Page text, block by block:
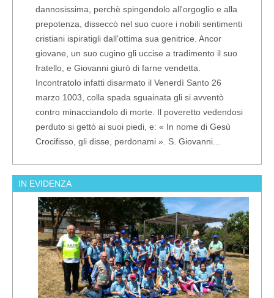
dannosissima, perchè spingendolo all'orgoglio e alla
prepotenza, disseccò nel suo cuore i nobili sentimenti
cristiani ispiratigli dall'ottima sua genitrice. Ancor
giovane, un suo cugino gli uccise a tradimento il suo
fratello, e Giovanni giurò di farne vendetta.
Incontratolo infatti disarmato il Venerdì Santo 26
marzo 1003, colla spada sguainata gli si avventò
contro minacciandolo di morte. Il poveretto vedendosi
perduto si gettò ai suoi piedi, e: « In nome di Gesù
Crocifisso, gli disse, perdonami ». S. Giovanni...
IN EVIDENZA